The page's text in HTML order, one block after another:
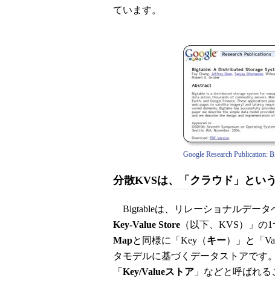
ています。
Google Research Publication:
分散KVSは、「クラウド」とい
Bigtableは、リレーショナルデータ
Key-Value Store （以下、KVS）」の
Mapと同様に「Key（キー）」と「
タモデルに基づくデータストアです
「 Key/Valueストア 」などと呼ばれる